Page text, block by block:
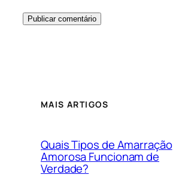
MAIS ARTIGOS
Quais Tipos de Amarração
Amorosa Funcionam de
Verdade?